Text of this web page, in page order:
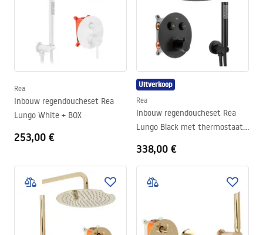
Rea
Inbouw regendoucheset Rea
Lungo White + BOX
253,00 €
Uitverkoop
Rea
Inbouw regendoucheset Rea
Lungo Black met thermostaat
338,00 €